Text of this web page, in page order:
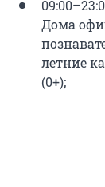
Дома
летние
(0+);